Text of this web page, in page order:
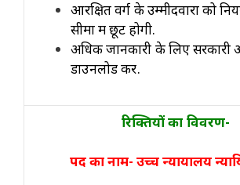
आरक्षित वर्ग के उम्मीदवारों को
सीमा में छूट होगी.
अधिक जानकारी के लिए सरकारी
डाउनलोड करें.
रिक्तियों का विवरण-
पद का नाम- उच्च न्यायालय